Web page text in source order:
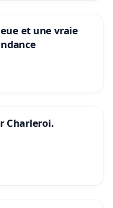
et une vraie
Charleroi.